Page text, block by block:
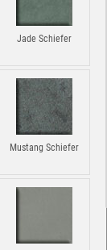
Jade Schiefer
Mustang Schiefer